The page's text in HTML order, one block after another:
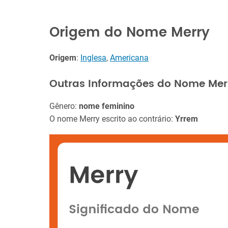
Origem do Nome Merry
Origem: Inglesa, Americana
Outras Informações do Nome
Gênero: nome feminino
O nome Merry escrito ao contrário: Yrrem